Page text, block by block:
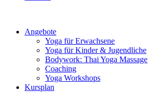
Angebote
Yoga für Erwachsene
Yoga für Kinder & Jugendliche
Bodywork: Thai Yoga Massage
Coaching
Yoga Workshops
Kursplan